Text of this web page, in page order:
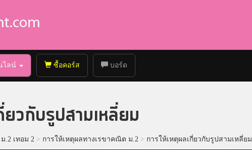
ไลน์ ซื้อคอร์ส บอร์ด
ยวกับรูปสามเหลี่ยม
.2 เทอม 2 > การให้เหตุผลทางเรขาคณิต ม.2 > การให้เหตุผลเกี่ยวกับรูปสามเหลี่ยม